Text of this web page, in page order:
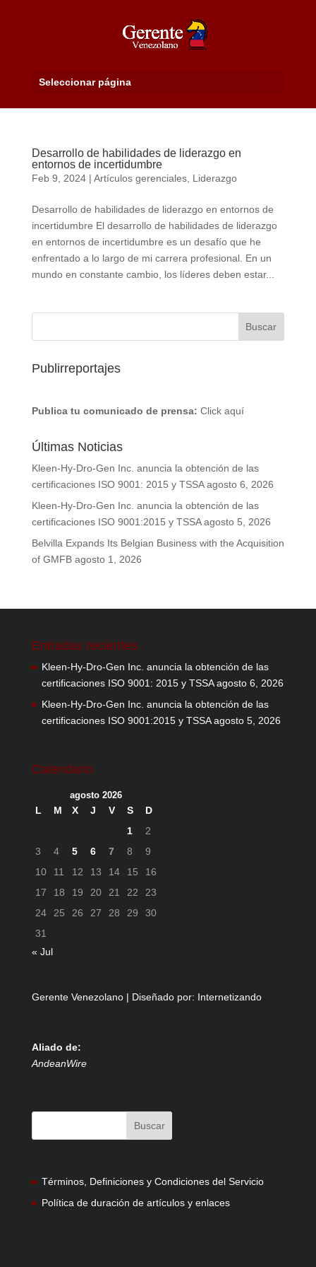
Seleccionar página
Desarrollo de habilidades de liderazgo en
entornos de incertidumbre
Feb 9, 2024| Artículos gerenciales, Liderazgo
Desarrollo de habilidades de liderazgo en entornos de
incertidumbre El desarrollo de habilidades de liderazgo
en entornos de incertidumbre es un desafío que he
enfrentado a lo largo de mi carrera profesional. En un
mundo en constante cambio, los líderes deben estar...
Publirreportajes
Publica tu comunicado de prensa: Click aquí
Últimas Noticias
Kleen-Hy-Dro-Gen Inc. anuncia la obtención de las
certificaciones ISO 9001: 2015 y TSSA agosto 6, 2026
Kleen-Hy-Dro-Gen Inc. anuncia la obtención de las
certificaciones ISO 9001:2015 y TSSA agosto 5, 2026
Belvilla Expands Its Belgian Business with the Acquisition
of GMFB agosto 1, 2026
Entradas recientes
Kleen-Hy-Dro-Gen Inc. anuncia la obtención de las
certificaciones ISO 9001: 2015 y TSSA agosto 6, 2026
Kleen-Hy-Dro-Gen Inc. anuncia la obtención de las
certificaciones ISO 9001:2015 y TSSA agosto 5, 2026
Calendario
agosto 2026
L M X J V S
D
1
2
3
4 5 6 7 8
9
10
11 12 13 14 15
16
17
18 19 20 21 22
23
24
25 26 27 28 29
30
31
« Jul
Gerente Venezolano | Diseñado por: Internetizando
Aliado de:
AndeanWire
Términos, Definiciones y Condiciones del Servicio
Política de duración de artículos y enlaces